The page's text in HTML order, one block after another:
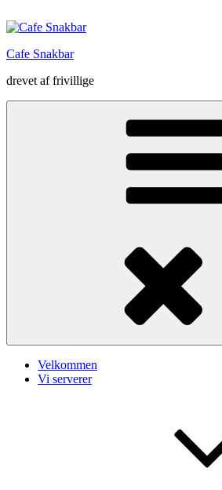
til
Cafe Snakbar
drevet af frivillige
Velkommen
Vi serverer